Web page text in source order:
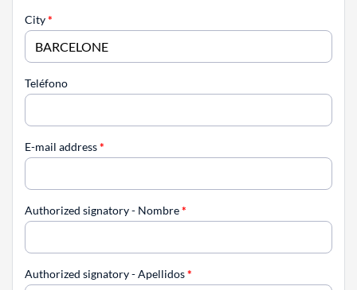
City*
Teléfono
E-mail address*
Authorized signatory - Nombre*
Authorized signatory - Apellidos*